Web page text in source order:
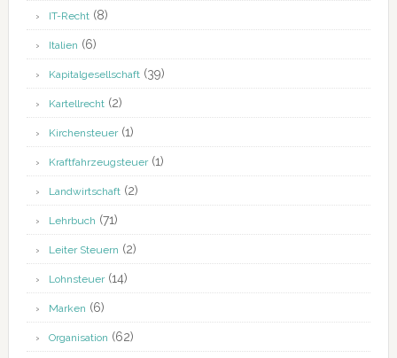
IT-Recht(8)
Italien (6)
Kapitalgesellschaft(39)
Kartellrecht(2)
Kirchensteuer(1)
Kraftfahrzeugsteuer(1)
Landwirtschaft(2)
Lehrbuch (71)
Leiter Steuern (2)
Lohnsteuer(14)
Marken (6)
Organisation (62)